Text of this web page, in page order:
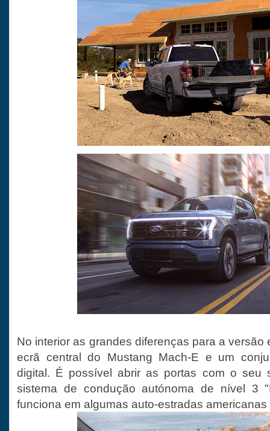
No interior as grandes diferenças para a versão
ecrã central do Mustang Mach-E e um
digital. É possível abrir as portas com o seu
sistema de condução autónoma de nível 3
funciona em algumas auto-estradas